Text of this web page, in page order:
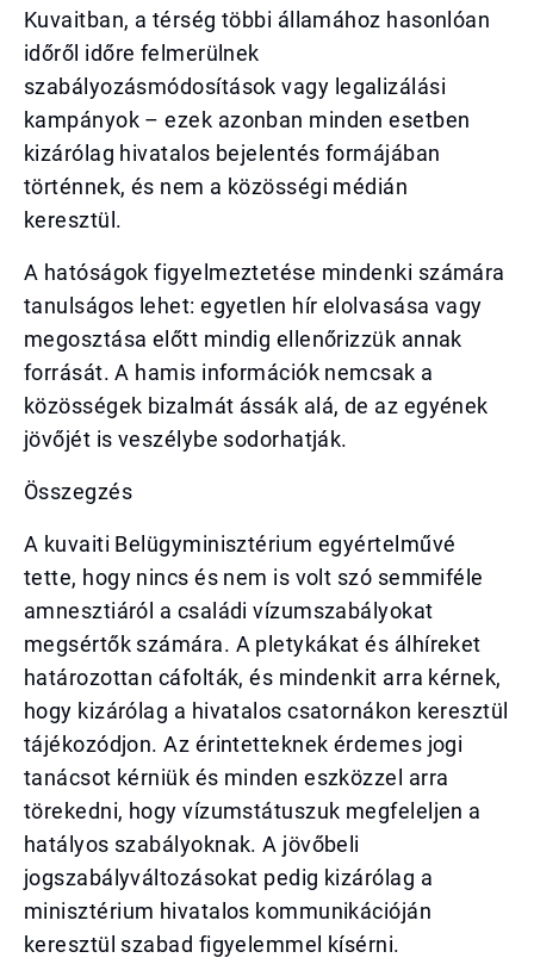
Kuvaitban, a térség többi államához hasonlóan
időről időre felmerülnek
szabályozásmódosítások vagy legalizálási
kampányok – ezek azonban minden esetben
kizárólag hivatalos bejelentés formájában
történnek, és nem a közösségi médián
keresztül.
A hatóságok figyelmeztetése mindenki számára
tanulságos lehet: egyetlen hír elolvasása vagy
megosztása előtt mindig ellenőrizzük annak
forrását. A hamis információk nemcsak a
közösségek bizalmát ássák alá, de az egyének
jövőjét is veszélybe sodorhatják.
Összegzés
A kuvaiti Belügyminisztérium egyértelművé
tette, hogy nincs és nem is volt szó semmiféle
amnesztiáról a családi vízumszabályokat
megsértők számára. A pletykákat és álhíreket
határozottan cáfolták, és mindenkit arra kérnek,
hogy kizárólag a hivatalos csatornákon keresztül
tájékozódjon. Az érintetteknek érdemes jogi
tanácsot kérniük és minden eszközzel arra
törekedni, hogy vízumstátuszuk megfeleljen a
hatályos szabályoknak. A jövőbeli
jogszabályváltozásokat pedig kizárólag a
minisztérium hivatalos kommunikációján
keresztül szabad figyelemmel kísérni.